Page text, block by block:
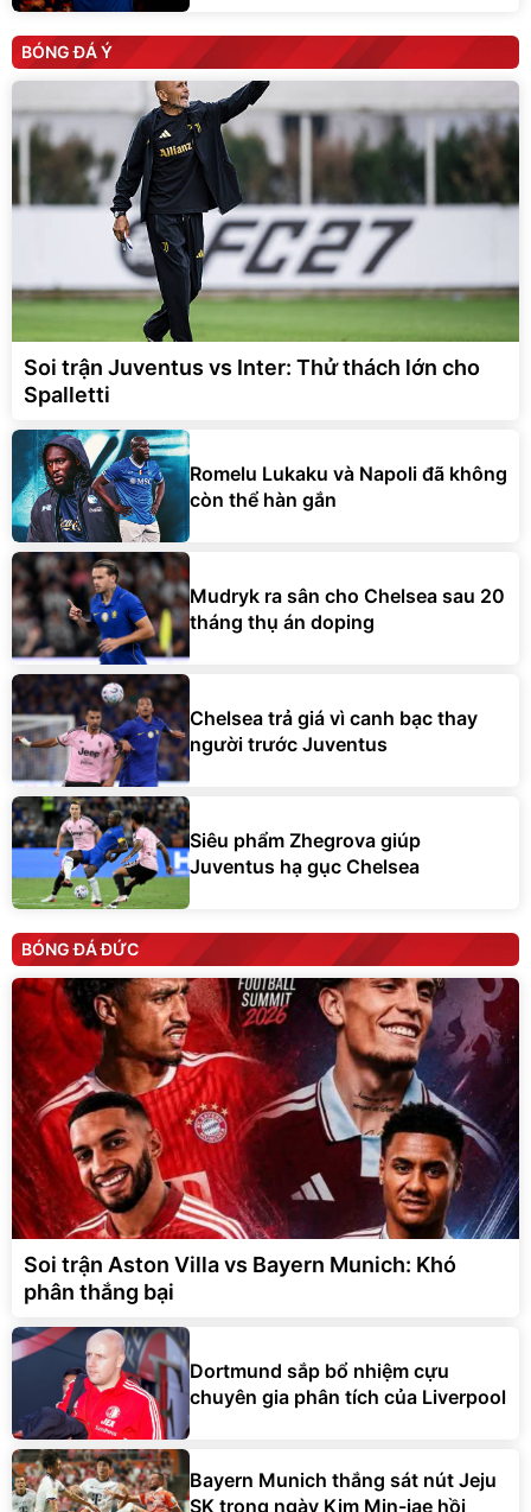
BÓNG ĐÁ Ý
Soi trận Juventus vs Inter: Thử thách lớn cho
Spalletti
Romelu Lukaku và Napoli đã không
còn thể hàn gắn
Mudryk ra sân cho Chelsea sau 20
tháng thụ án doping
Chelsea trả giá vì canh bạc thay
người trước Juventus
Siêu phẩm Zhegrova giúp
Juventus hạ gục Chelsea
BÓNG ĐÁ ĐỨC
Soi trận Aston Villa vs Bayern Munich: Khó
phân thắng bại
Dortmund sắp bổ nhiệm cựu
chuyên gia phân tích của Liverpool
Bayern Munich thắng sát nút Jeju
SK trong ngày Kim Min-jae hồi